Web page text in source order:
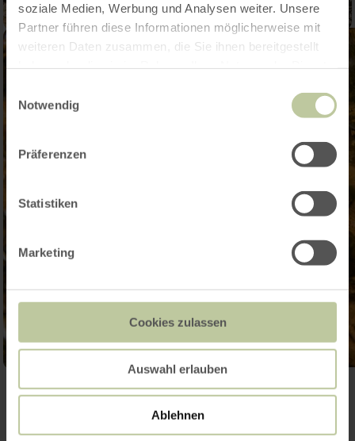
soziale Medien, Werbung und Analysen weiter. Unsere
Partner führen diese Informationen möglicherweise mit
weiteren Daten zusammen, die Sie ihnen bereitgestellt
Notwendig
Präferenzen
Statistiken
Marketing
Cookies zulassen
Auswahl erlauben
Ablehnen
Ouvrir la galerie